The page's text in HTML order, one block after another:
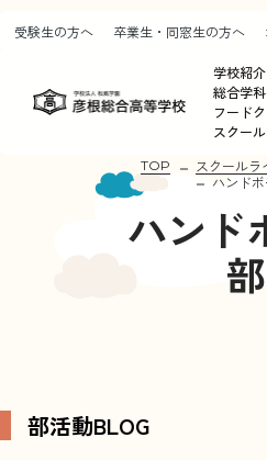
受験生の方へ 卒業生・同窓生の方へ
学校紹介
総合学科
フード
スクー
学校紹介
校長挨拶
運営方針・教育目標
彦根総合⾼等学校の歩み
TOP スクールラ
ハンド
ハンド
部
部活動BLOG